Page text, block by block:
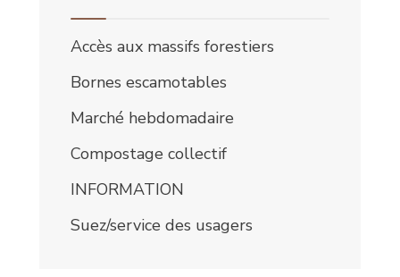
Accès aux massifs forestiers
Bornes escamotables
Marché hebdomadaire
Compostage collectif
INFORMATION
Suez/service des usagers